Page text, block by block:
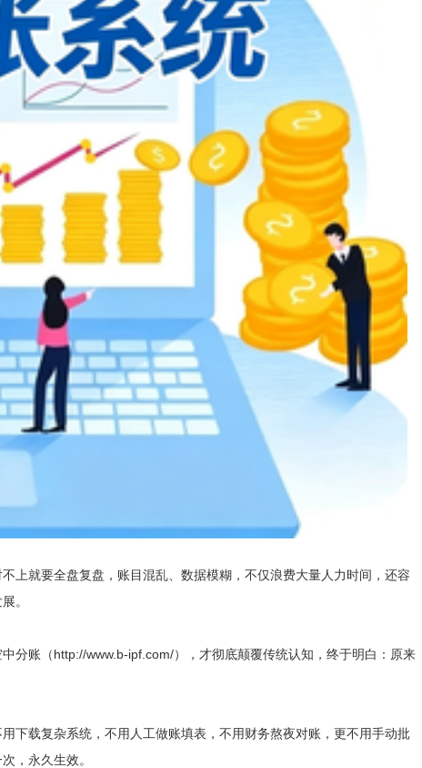
上就要全盘复盘，账目混乱、数据模糊，不仅浪费大量人力时间，还容
。
分账（http://www.b-ipf.com/），才彻底颠覆传统认知，终于明白：原来
用下载复杂系统，不用人工做账填表，不用财务熬夜对账，更不用手动批
，永久生效。